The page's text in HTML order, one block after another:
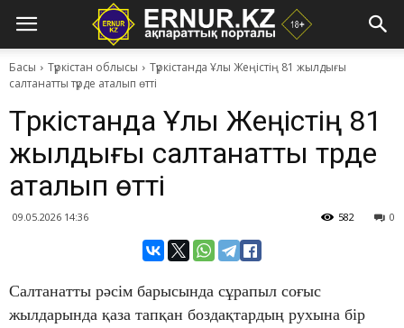
Басы Түркістан облысы
Түркістанда Ұлы Жеңістің 81 жылдығы
салтанатты түрде аталып өтті
Түркістанда Ұлы Жеңістің 81
жылдығы салтанатты түрде
аталып өтті
09.05.2026 14:36 0
582
Салтанатты рәсім барысында сұрапыл соғыс
жылдарында қаза тапқан боздақтардың рухына бір